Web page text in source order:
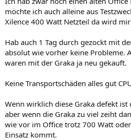
möchte ich auch alleine aus
Xilence 400 Watt Netzteil da wird
Hab auch 1 Tag durch gezockt mit
absolut wie vorher keine Probleme.
waren mit der Graka ja neu gekauft.
Keine Transportschäden alles gut
Wenn wirklich diese Graka defekt
aber wenn die Graka zu viel zeiht
wie vor im Office trotz 700 Watt
Einsatz kommt.